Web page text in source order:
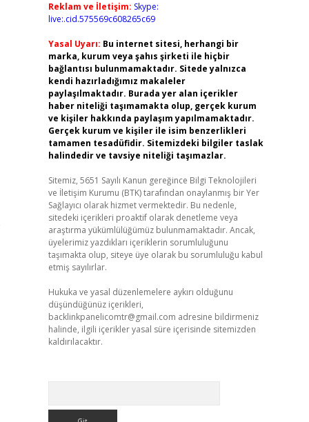
Reklam ve İletişim: Skype:
live:.cid.575569c608265c69
Yasal Uyarı: Bu internet sitesi, herhangi bir
marka, kurum veya şahıs şirketi ile hiçbir
bağlantısı bulunmamaktadır. Sitede yalnızca
kendi hazırladığımız makaleler
paylaşılmaktadır. Burada yer alan içerikler
haber niteliği taşımamakta olup, gerçek kurum
ve kişiler hakkında paylaşım yapılmamaktadır.
Gerçek kurum ve kişiler ile isim benzerlikleri
tamamen tesadüfidir. Sitemizdeki bilgiler taslak
halindedir ve tavsiye niteliği taşımazlar.
Sitemiz, 5651 Sayılı Kanun gereğince Bilgi Teknolojileri
ve İletişim Kurumu (BTK) tarafından onaylanmış bir Yer
Sağlayıcı olarak hizmet vermektedir. Bu nedenle,
sitedeki içerikleri proaktif olarak denetleme veya
araştırma yükümlülüğümüz bulunmamaktadır. Ancak,
üyelerimiz yazdıkları içeriklerin sorumluluğunu
taşımakta olup, siteye üye olarak bu sorumluluğu kabul
etmiş sayılırlar.
Hukuka ve yasal düzenlemelere aykırı olduğunu
düşündüğünüz içerikleri,
backlinkpanelicomtr@gmail.com adresine bildirmeniz
halinde, ilgili içerikler yasal süre içerisinde sitemizden
kaldırılacaktır.